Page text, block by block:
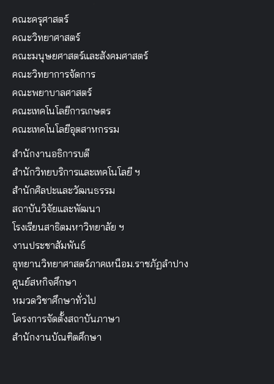
คณะครุศาสตร์
คณะวิทยาศาสตร์
คณะมนุษยศาสตร์และสังคมศาสตร์
คณะวิทยาการจัดการ
คณะพยาบาลศาสตร์
คณะเทคโนโลยีการเกษตร
คณะเทคโนโลยีอุตสาหกรรม
สำนักงานอธิการบดี
สำนักวิทยบริการและเทคโนโลยี ฯ
สำนักศิลปะและวัฒนธรรม
สถาบันวิจัยและพัฒนา
โรงเรียนสาธิตมหาวิทยาลัย ฯ
งานประชาสัมพันธ์
อุทยานวิทยาศาสตร์ภาคเหนือม.ราชภัฏลำปาง
ศูนย์สหกิจศึกษา
หมวดวิชาศึกษาทั่วไป
โครงการจัดตั้งสถาบันภาษา
สำนักงานบัณฑิตศึกษา